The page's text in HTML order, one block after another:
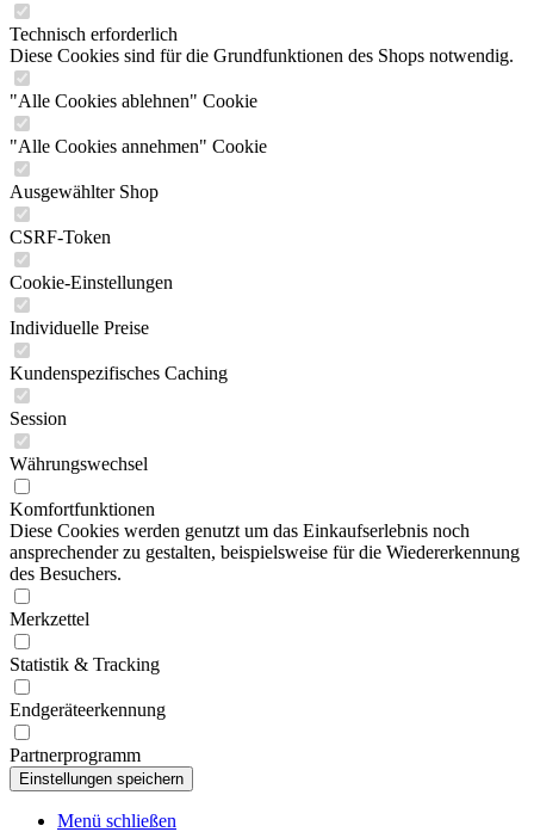
Technisch erforderlich
Diese Cookies sind für die Grundfunktionen des Shops notwendig.
"Alle Cookies ablehnen" Cookie
"Alle Cookies annehmen" Cookie
Ausgewählter Shop
CSRF-Token
Cookie-Einstellungen
Individuelle Preise
Kundenspezifisches Caching
Session
Währungswechsel
Komfortfunktionen
Diese Cookies werden genutzt um das Einkaufserlebnis noch
ansprechender zu gestalten, beispielsweise für die Wiedererkennung
des Besuchers.
Merkzettel
Statistik & Tracking
Endgeräteerkennung
Partnerprogramm
Menü schließen